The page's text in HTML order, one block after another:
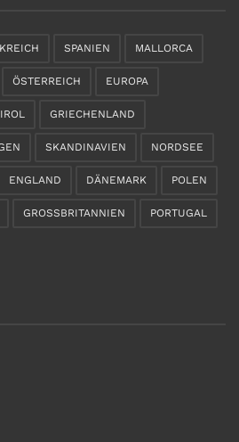
SPANIEN MALLORCA
ÖSTERREICH EUROPA
GRIECHENLAND
SKANDINAVIEN NORDSEE
ENGLAND DÄNEMARK POLEN
GROSSBRITANNIEN PORTUGAL